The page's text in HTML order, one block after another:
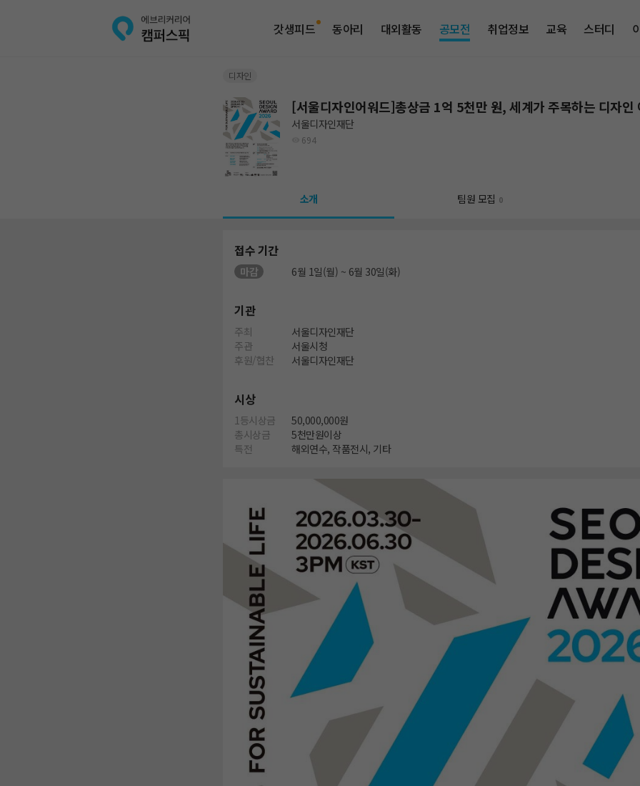
갓생피드 동아리 대외활동 공모전 취업정보 교육 스터디
디자인
[서울디자인어워드]총상금 1억 5천만 원, 세계가 주목하는 디자인
서울디자인재단
694
소개 팀원 모집 0
접수 기간
마감 6월 1일(월) ~ 6월 30일(화)
기관
주최
서울디자인재단
주관
서울시청
후원/협찬
서울디자인재단
시상
1등시상금
50,000,000원
총시상금
5천만원이상
특전
해외연수, 작품전시, 기타